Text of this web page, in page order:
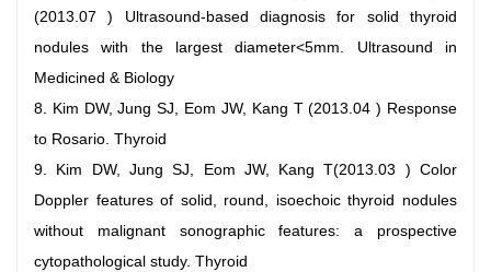
(2013.07 ) Ultrasound-based diagnosis for solid thyroid
nodules with the largest diameter<5mm. Ultrasound in
Medicined & Biology
8. Kim DW, Jung SJ, Eom JW, Kang T (2013.04 ) Response
to Rosario. Thyroid
9. Kim DW, Jung SJ, Eom JW, Kang T(2013.03 ) Color
Doppler features of solid, round, isoechoic thyroid nodules
without malignant sonographic features: a prospective
cytopathological study. Thyroid